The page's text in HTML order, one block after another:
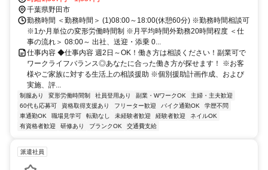
千葉県野田市
勤務時間 ＜勤務時間＞ (1)08:00～18:00(休憩60分) ※勤務時間相談可
※1か月単位の変形労働時間制 ※月平均時間外勤務20時間程度 ＜仕
事の流れ＞ 08:00～ 出社、送迎・添乗 0...
仕事内容 ◆仕事内容 週2日～OK！働き方は相談ください！副業可で
ワークライフバランス◎あなたに合った働き方が探せます！ ※お客
様やご家族に対する生活上の相談援助 ※個別援助計画作成、および
実施、評...
制服あり 変形労働時間制 社員登用あり 副業・WワークOK
主婦・主夫歓迎
60代も応募可
資格取得支援あり フリーター歓迎 バイク通勤OK
学歴不問
車通勤OK
職場見学可 転勤なし 未経験者歓迎 経験者歓迎
ネイルOK
有資格者歓迎
研修あり ブランクOK 交通費支給
派遣社員